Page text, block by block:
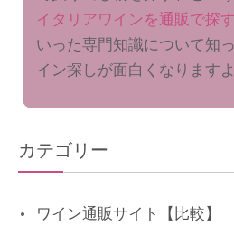
イタリアワインを通販で探す
いった専門知識について知
イン探しが面白くなりますよ
カテゴリー
ワイン通販サイト【比較】